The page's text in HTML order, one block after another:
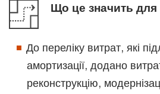
Що це значить для
До переліку витрат, які
амортизації, додано
реконструкцію,